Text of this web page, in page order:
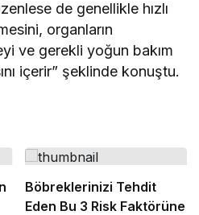
de genellikle hızlı
organların
ve gerekli yoğun bakım
içerir” şeklinde konuştu.
Böbreklerinizi Tehdit
Eden Bu 3 Risk Faktörüne